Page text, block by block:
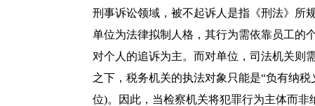
刑事诉讼领域，被不起诉人是指《刑法》所
单位为法律拟制人格，其行为需依靠员工的
对个人的追诉为主。而对单位，司法机关则
之下，税务机关的执法对象只能是“负有纳
位)。因此，当检察机关将犯罪行为主体而